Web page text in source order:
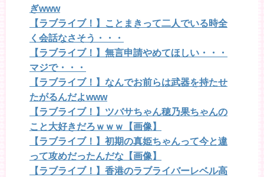
ぎwww
【ラブライブ！】ことまきって二人でいる時全
く会話なさそう・・・
【ラブライブ！】無言申請やめてほしい・・・
マジで・・・
【ラブライブ！】なんでお前らは武器を持たせ
たがるんだよwww
【ラブライブ！】ツバサちゃん穂乃果ちゃんの
こと大好きだろｗｗｗ【画像】
【ラブライブ！】初期の真姫ちゃんって今と違
って攻めだったんだな【画像】
【ラブライブ！】香港のラブライバーレベル高